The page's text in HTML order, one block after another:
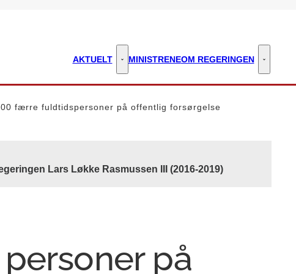
AKTUELT Aktuelt - Flere links
MINISTRENEOM REGERINGEN Om
færre fuldtidspersoner på offentlig forsørgelse
Lars Løkke Rasmussen III (2016-2019)
på